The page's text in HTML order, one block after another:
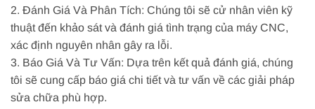
2. Đánh Giá Và Phân Tích: Chúng tôi sẽ cử nhân viên kỹ
thuật đến khảo sát và đánh giá tình trạng của máy CNC,
xác định nguyên nhân gây ra lỗi.
3. Báo Giá Và Tư Vấn: Dựa trên kết quả đánh giá, chúng
tôi sẽ cung cấp báo giá chi tiết và tư vấn về các giải pháp
sửa chữa phù hợp.